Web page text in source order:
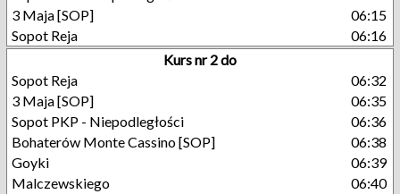
3 Maja [SOP]
06:15
Sopot Reja
06:16
Kurs nr 2 do
Sopot Reja
06:32
3 Maja [SOP]
06:35
Sopot PKP - Niepodległości
06:36
Bohaterów Monte Cassino [SOP]
06:38
Goyki
06:39
Malczewskiego
06:40